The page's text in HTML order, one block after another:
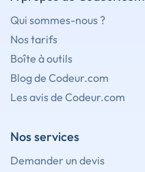
Qui sommes-nous ?
Nos tarifs
Boîte à outils
Blog de Codeur.com
Les avis de Codeur.com
Nos services
Demander un devis